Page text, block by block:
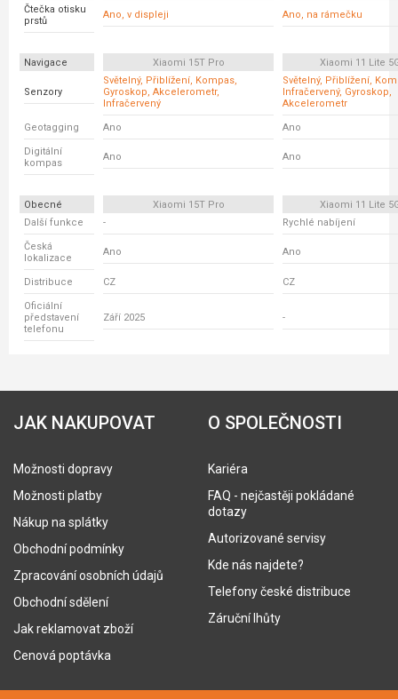
Čtečka otisku
prstů
Ano, v displeji Ano, na rámečku
Navigace Xiaomi 15T Pro Xiaomi 11 Lite
Senzory
Světelný, Přiblížení, Kompas,
Gyroskop, Akcelerometr,
Infračervený
Světelný, Přiblížení,
Infračervený, Gyroskop,
Akcelerometr
Geotagging Ano Ano
Digitální
kompas
Ano Ano
Obecné Xiaomi 15T Pro
Xiaomi 11 Lite
Další funkce
- Rychlé nabíjení
Česká
lokalizace
Ano Ano
Distribuce CZ CZ
Oficiální
představení
telefonu
Září 2025 -
JAK NAKUPOVAT
Možnosti dopravy
Možnosti platby
Nákup na splátky
Obchodní podmínky
Zpracování osobních údajů
Obchodní sdělení
Jak reklamovat zboží
Cenová poptávka
O SPOLEČNOSTI
Kariéra
FAQ - nejčastěji pokládané
dotazy
Autorizované servisy
Kde nás najdete?
Telefony české distribuce
Záruční lhůty